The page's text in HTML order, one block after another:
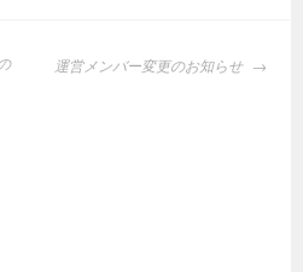
運営メンバー変更のお知らせ